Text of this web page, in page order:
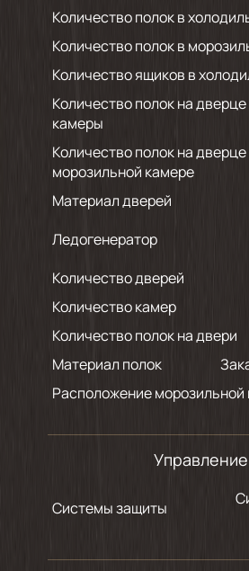
Количество полок в
Количество полок в
Количество ящиков в
Количество полок на
камеры
Количество полок на дверце
морозильной камере
Материал дверей
Ледогенератор
Количество дверей
Количество камер
Количество полок на двери
Материал полок
Расположение морозильной
Управление
Системы защиты
Сигнал открытой